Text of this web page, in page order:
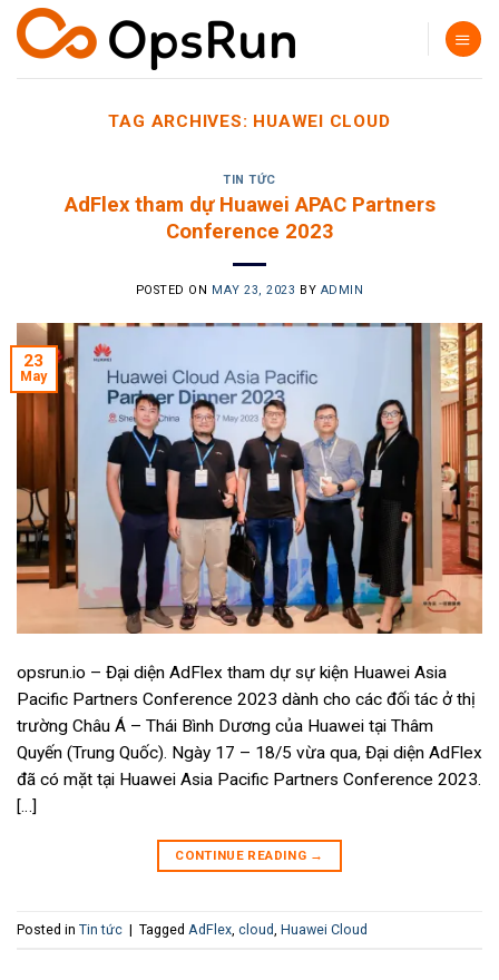
Skip
content
TAG ARCHIVES: HUAWEI CLOUD
TIN TỨC
AdFlex tham dự Huawei APAC Partners
Conference 2023
POSTED ON MAY 23, 2023 BY ADMIN
23
May
opsrun.io – Đại diện AdFlex tham dự sự kiện Huawei Asia
Pacific Partners Conference 2023 dành cho các đối tác ở thị
trường Châu Á – Thái Bình Dương của Huawei tại Thâm
Quyến (Trung Quốc). Ngày 17 – 18/5 vừa qua, Đại diện AdFlex
đã có mặt tại Huawei Asia Pacific Partners Conference 2023.
[…]
CONTINUE READING →
Posted in Tin tức | Tagged AdFlex cloud Huawei Cloud